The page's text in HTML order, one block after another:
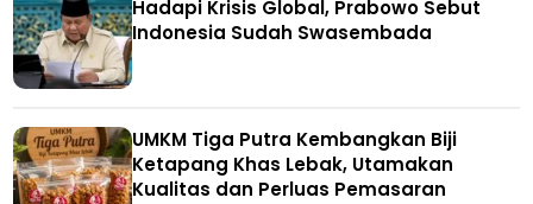
Hadapi Krisis Global, Prabowo Sebut
Indonesia Sudah Swasembada
UMKM Tiga Putra Kembangkan Biji
Ketapang Khas Lebak, Utamakan
Kualitas dan Perluas Pemasaran